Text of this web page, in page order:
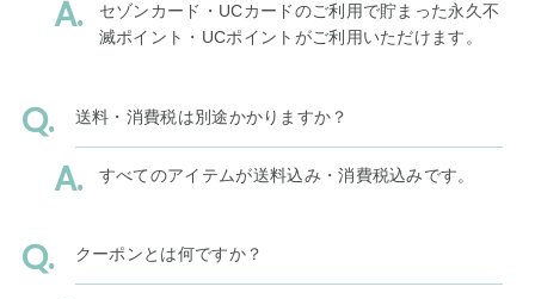
セゾンカード・UCカードのご利用で貯まった永久不
滅ポイント・UCポイントがご利用いただけます。
送料・消費税は別途かかりますか？
すべてのアイテムが送料込み・消費税込みです。
クーポンとは何ですか？